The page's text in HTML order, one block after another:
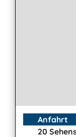
Anfahrt
20